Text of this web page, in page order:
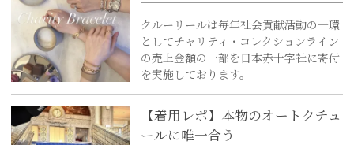
クルーリールは毎年社会貢献活動の一環
としてチャリティ・コレクションライン
の売上金額の一部を日本赤十字社に寄付
を実施しております。
【着用レポ】本物のオートクチュ
ールに唯一合う